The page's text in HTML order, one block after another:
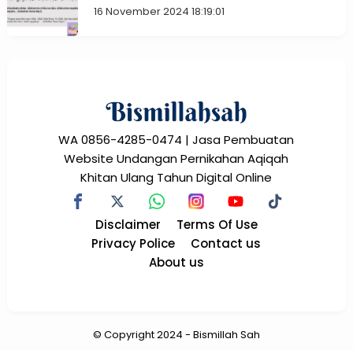
16 November 2024 18:19:01
WA 0856-4285-0474 | Jasa Pembuatan
Website Undangan Pernikahan Aqiqah
Khitan Ulang Tahun Digital Online
Disclaimer
Terms Of Use
Privacy Police
Contact us
About us
© Copyright2024 - Bismillah Sah